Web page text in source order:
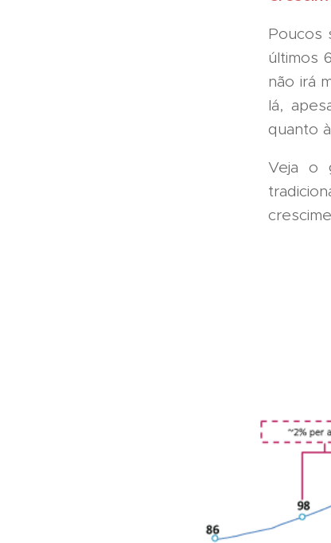
Poucos
últimos
não irá
lá,
quanto
Veja o